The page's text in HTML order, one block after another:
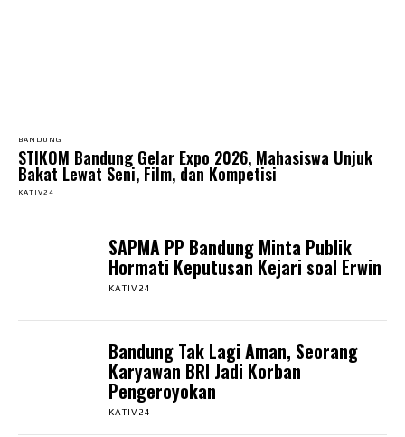
BANDUNG
STIKOM Bandung Gelar Expo 2026, Mahasiswa Unjuk
Bakat Lewat Seni, Film, dan Kompetisi
KATIV24
SAPMA PP Bandung Minta Publik
Hormati Keputusan Kejari soal Erwin
KATIV24
Bandung Tak Lagi Aman, Seorang
Karyawan BRI Jadi Korban
Pengeroyokan
KATIV24